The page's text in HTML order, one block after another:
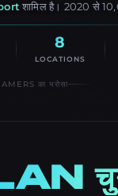
शामिल है। 2020 से
8
LOCATIONS
का भरोसा